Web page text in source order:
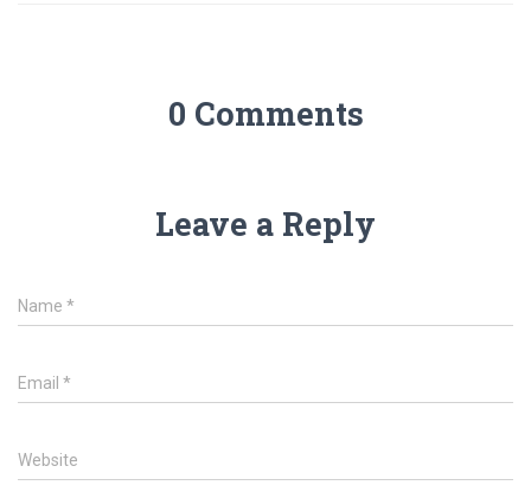
0 Comments
Leave a Reply
Name *
Email *
Website